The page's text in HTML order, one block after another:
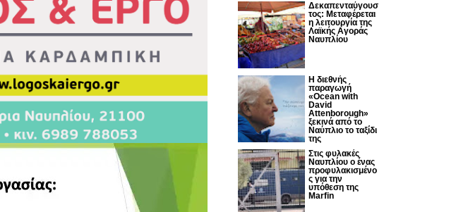
Δεκαπενταύγουσ
τος: Μεταφέρεται
η λειτουργία της
Λαϊκής Αγοράς
Ναυπλίου
Η διεθνής
παραγωγή
«Ocean with
David
Attenborough»
ξεκινά από το
Ναύπλιο το ταξίδι
της
Στις φυλακές
Ναυπλίου ο ένας
προφυλακισμένο
ς για την
υπόθεση της
Marfin